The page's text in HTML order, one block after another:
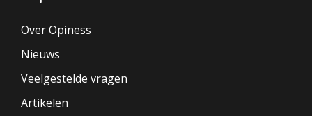
Over Opiness
Nieuws
Veelgestelde vragen
Artikelen